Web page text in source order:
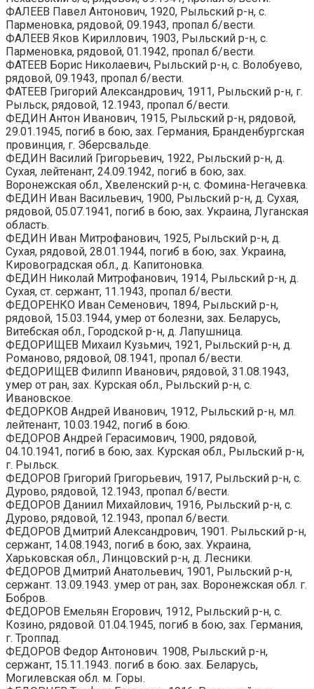
ФАЛЕЕВ Павел Антонович, 1920, Рыльский р-н, с.
Парменовка, рядовой, 09.1943, пропал б/вести.
ФАЛЕЕВ Яков Кириллович, 1903, Рыльский р-н, с.
Парменовка, рядовой, 01.1942, пропал б/вести.
ФАТЕЕВ Борис Николаевич, Рыльский р-н, с. Волобуево,
рядовой, 09.1943, пропал б/вести.
ФАТЕЕВ Григорий Александрович, 1911, Рыльский р-н, г.
Рыльск, рядовой, 12.1943, пропал б/вести.
ФЕДИН Антон Иванович, 1915, Рыльский р-н, рядовой,
29.01.1945, погиб в бою, зах. Германия, Бранденбургская
провинция, г. Эберсвальде.
ФЕДИН Василий Григорьевич, 1922, Рыльский р-н, д.
Сухая, лейтенант, 24.09.1942, погиб в бою, зах.
Воронежская обл., Хвеленский р-н, с. Фомина-Негачевка.
ФЕДИН Иван Васильевич, 1900, Рыльский р-н, д. Сухая,
рядовой, 05.07.1941, погиб в бою, зах. Украина, Луганская
область.
ФЕДИН Иван Митрофанович, 1925, Рыльский р-н, д.
Сухая, рядовой, 28.01.1944, погиб в бою, зах. Украина,
Кировоградская обл., д. Капитоновка.
ФЕДИН Николай Митрофанович, 1914, Рыльский р-н, д.
Сухая, ст. сержант, 11.1943, пропал б/вести.
ФЕДОРЕНКО Иван Семенович, 1894, Рыльский р-н,
рядовой, 15.03.1944, умер от болезни, зах. Беларусь,
Витебская обл., Городской р-н, д. Лапушница.
ФЕДОРИЩЕВ Михаил Кузьмич, 1921, Рыльский р-н, д.
Романово, рядовой, 08.1941, пропал б/вести.
ФЕДОРИЩЕВ Филипп Иванович, рядовой, 31.08.1943,
умер от ран, зах. Курская обл., Рыльский р-н, с.
Ивановское.
ФЕДОРКОВ Андрей Иванович, 1912, Рыльский р-н, мл.
лейтенант, 10.03.1942, погиб в бою.
ФЕДОРОВ Андрей Герасимович, 1900, рядовой,
04.10.1941, погиб в бою, зах. Курская обл., Рыльский р-н,
г. Рыльск.
ФЕДОРОВ Григорий Григорьевич, 1917, Рыльский р-н, с.
Дурово, рядовой, 12.1943, пропал б/вести.
ФЕДОРОВ Даниил Михайлович, 1916, Рыльский р-н, с.
Дурово, рядовой, 12.1943, пропал б/вести.
ФЕДОРОВ Дмитрий Александрович, 1901. Рыльский р-н,
сержант, 14.08.1943, погиб в бою, зах. Украина,
Харьковская обл., Линцовский р-н, д. Лесники.
ФЕДОРОВ Дмитрий Анатольевич, 1901, Рыльский р-н,
сержант. 13.09.1943. умер от ран, зах. Воронежская обл. г.
Бобров.
ФЕДОРОВ Емельян Егорович, 1912, Рыльский р-н, с.
Козино, рядовой. 01.04.1945, погиб в бою, зах. Германия,
г. Троппад.
ФЕДОРОВ Федор Антонович. 1908, Рыльский р-н,
сержант, 15.11.1943. погиб в бою. зах. Беларусь,
Могилевская обл. м. Горы.